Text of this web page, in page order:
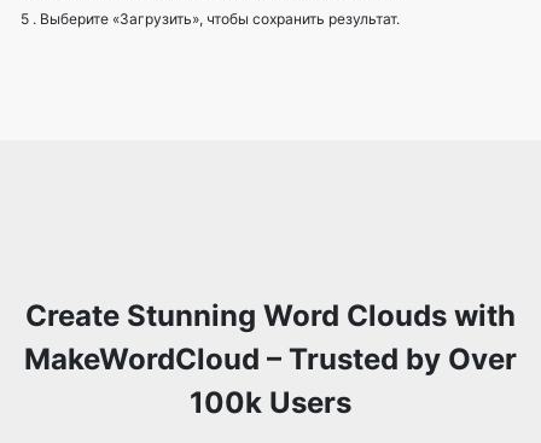
5 . Выберите «Загрузить», чтобы сохранить результат.
Create Stunning Word Clouds with
MakeWordCloud – Trusted by Over
100k Users